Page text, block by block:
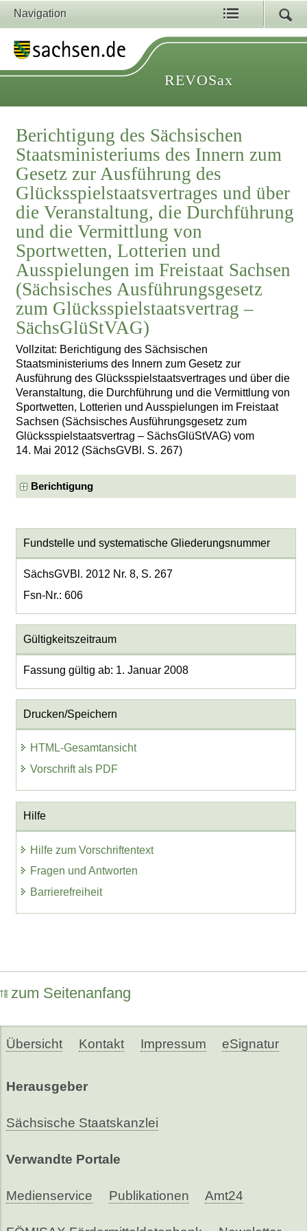
Navigation
REVOSax
Berichtigung des Sächsischen
Staatsministeriums des Innern zum
Gesetz zur Ausführung des
Glücksspielstaatsvertrages und über
die Veranstaltung, die Durchführung
und die Vermittlung von
Sportwetten, Lotterien und
Ausspielungen im Freistaat Sachsen
(Sächsisches Ausführungsgesetz
zum Glücksspielstaatsvertrag –
SächsGlüStVAG)
Vollzitat: Berichtigung des Sächsischen
Staatsministeriums des Innern zum Gesetz zur
Ausführung des Glücksspielstaatsvertrages und über die
Veranstaltung, die Durchführung und die Vermittlung von
Sportwetten, Lotterien und Ausspielungen im Freistaat
Sachsen (Sächsisches Ausführungsgesetz zum
Glücksspielstaatsvertrag – SächsGlüStVAG) vom
14. Mai 2012 (SächsGVBl. S. 267)
Berichtigung
Fundstelle und systematische Gliederungsnummer
SächsGVBl. 2012 Nr. 8, S. 267
Fsn-Nr.: 606
Gültigkeitszeitraum
Fassung gültig ab: 1. Januar 2008
Drucken/Speichern
HTML-Gesamtansicht
Vorschrift als PDF
Hilfe
Hilfe zum Vorschriftentext
Fragen und Antworten
Barrierefreiheit
zum Seitenanfang
Übersicht Kontakt Impressum eSignatur
Herausgeber
Sächsische Staatskanzlei
Verwandte Portale
Medienservice Publikationen Amt24